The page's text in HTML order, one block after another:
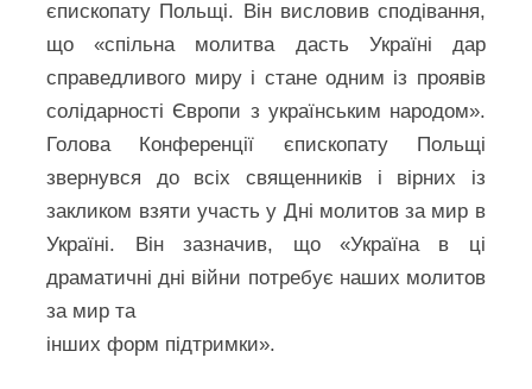
єпископату Польщі. Він висловив сподівання,
що «спільна молитва дасть Україні дар
справедливого миру і стане одним із проявів
солідарності Європи з українським народом».
Голова Конференції єпископату Польщі
звернувся до всіх священників і вірних із
закликом взяти участь у Дні молитов за мир в
Україні. Він зазначив, що «Україна в ці
драматичні дні війни потребує наших молитов
за мир та
інших форм підтримки».